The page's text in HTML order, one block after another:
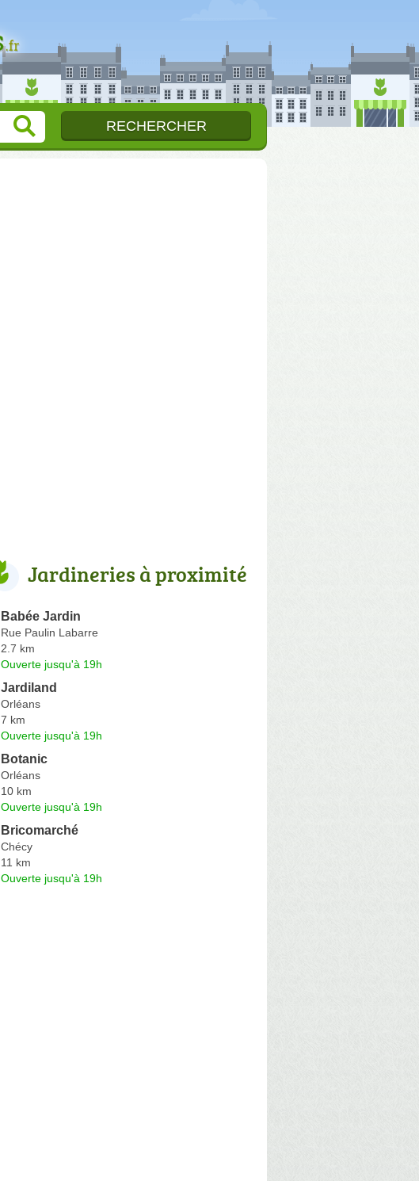
Jardineries à proximité
Babée Jardin
Rue Paulin Labarre
2.7 km
Ouverte jusqu'à 19h
Jardiland
Orléans
7 km
Ouverte jusqu'à 19h
Botanic
Orléans
10 km
Ouverte jusqu'à 19h
Bricomarché
Chécy
11 km
Ouverte jusqu'à 19h